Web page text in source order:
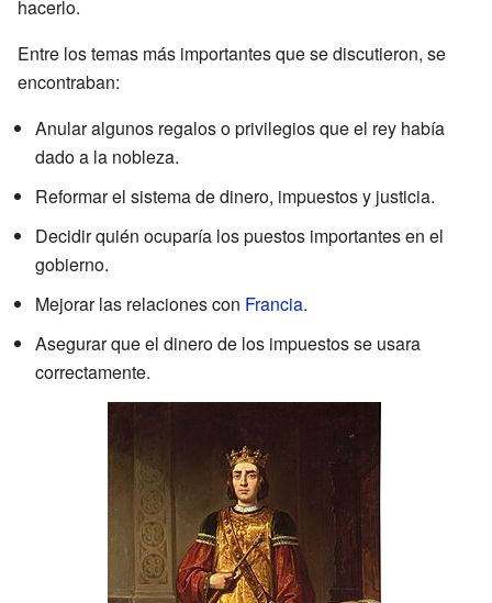
hacerlo.
Entre los temas más importantes que se discutieron, se
encontraban:
Anular algunos regalos o privilegios que el rey había
dado a la nobleza.
Reformar el sistema de dinero, impuestos y justicia.
Decidir quién ocuparía los puestos importantes en el
gobierno.
Mejorar las relaciones con Francia.
Asegurar que el dinero de los impuestos se usara
correctamente.